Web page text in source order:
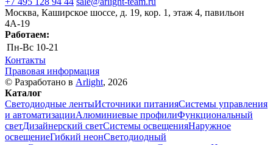
Москва, Каширское шоссе, д. 19, кор. 1, этаж 4, павильон
4А-19
Работаем:
Пн-Вс 10-21
Контакты
Правовая информация
© Разработано в Arlight, 2026
Каталог
Светодиодные лентыИсточники питанияСистемы управления
и автоматизацииАлюминиевые профилиФункциональный
светДизайнерский светСистемы освещенияНаружное
освещениеГибкий неонСветодиодный